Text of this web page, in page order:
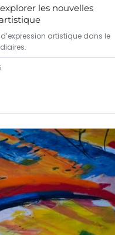
les nouvelles
d’expression artistique dans le